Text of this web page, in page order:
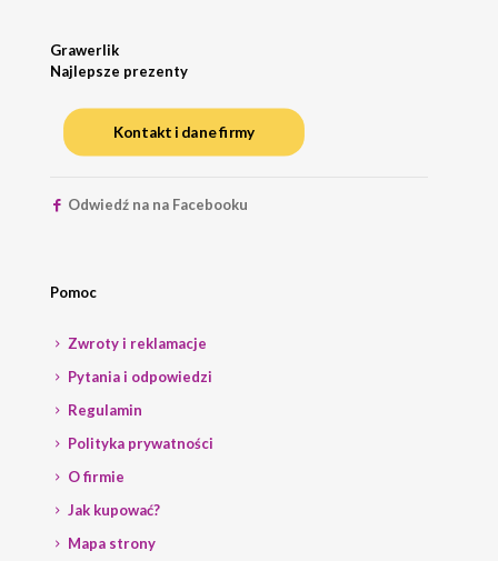
Grawerlik
Najlepsze prezenty
Kontakt i dane firmy
Odwiedź na na Facebooku
Pomoc
Zwroty i reklamacje
Pytania i odpowiedzi
Regulamin
Polityka prywatności
O firmie
Jak kupować?
Mapa strony